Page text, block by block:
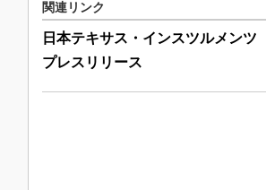
関連リンク
日本テキサス・インスツルメンツ
プレスリリース